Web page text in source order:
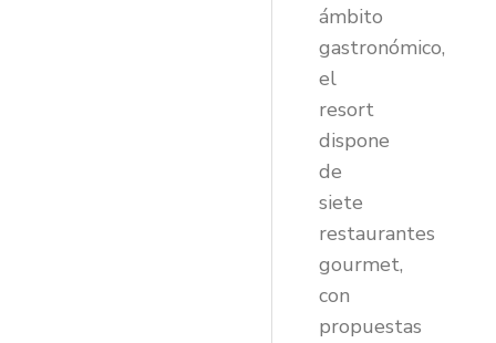
ámbito
gastronómico,
el
resort
dispone
de
siete
restaurantes
gourmet,
con
propuestas